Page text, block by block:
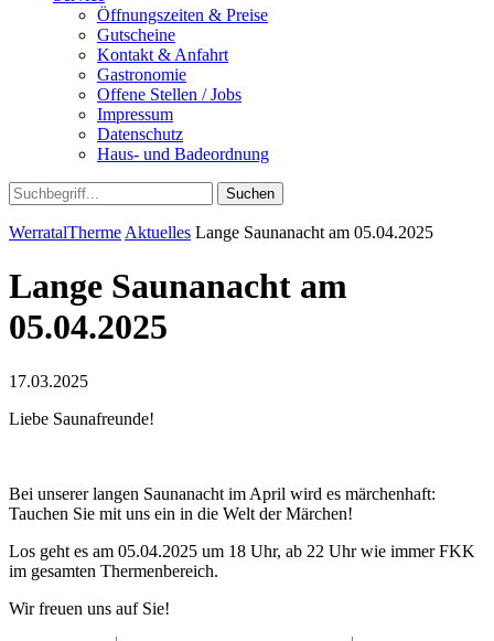
Öffnungszeiten & Preise
Gutscheine
Kontakt & Anfahrt
Gastronomie
Offene Stellen / Jobs
Impressum
Datenschutz
Haus- und Badeordnung
Suchen
WerratalTherme Aktuelles Lange Saunanacht am 05.04.2025
Lange Saunanacht am
05.04.2025
17.03.2025
Liebe Saunafreunde!
Bei unserer langen Saunanacht im April wird es märchenhaft:
Tauchen Sie mit uns ein in die Welt der Märchen!
Los geht es am 05.04.2025 um 18 Uhr, ab 22 Uhr wie immer FKK
im gesamten Thermenbereich.
Wir freuen uns auf Sie!